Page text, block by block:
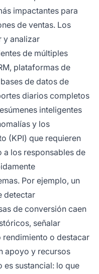
impactantes para
de ventas. Los
y analizar
de múltiples
plataformas de
de datos de
diarios completos
inteligentes
y los
(KPI) que requieren
los responsables de
Por ejemplo, un
detectar
de conversión caen
señalar
o destacar
apoyo y recursos
es sustancial: lo que